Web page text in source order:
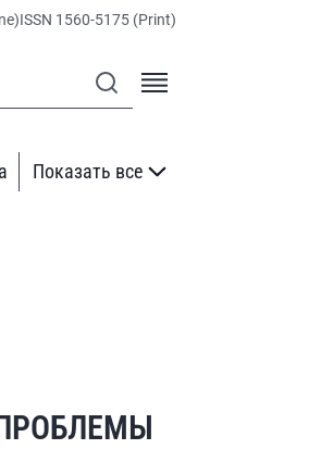
ISSN 1560-5175 (Print)
Показать все